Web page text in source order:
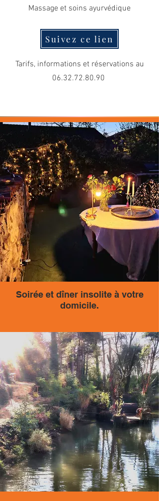
Massage et soins ayurvédique
Tarifs, informations et réservations au
06.32.72.80.90
Suivez ce lien
Soirée et dîner insolite à votre
domicile.